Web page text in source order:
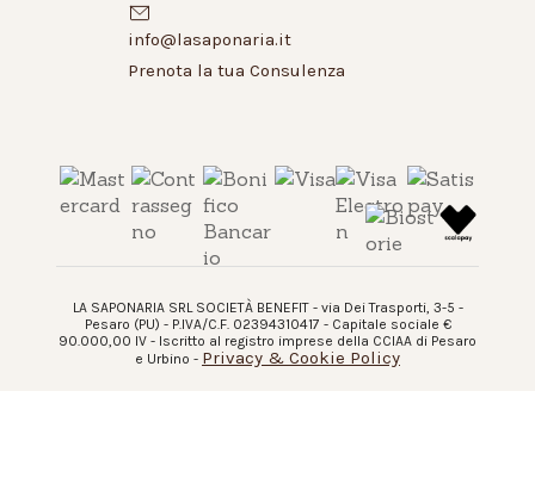
info@lasaponaria.it
Prenota la tua Consulenza
LA SAPONARIA SRL SOCIETÀ BENEFIT - via Dei Trasporti, 3-5 -
Pesaro (PU) - P.IVA/C.F. 02394310417 - Capitale sociale €
90.000,00 IV - Iscritto al registro imprese della CCIAA di Pesaro
e Urbino - Privacy & Cookie Policy